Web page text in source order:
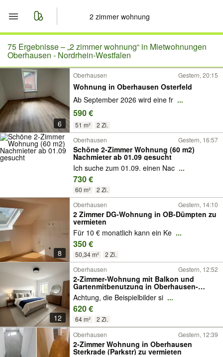
Start
Merkliste
Nachrichten
Anzeige aufgeben
75 Ergebnisse –„2 zimmer wohnung“ in Mietwohnungen
Oberhausen - Nordrhein-Westfalen
6
Oberhausen Gestern, 20:15
Wohnung in Oberhausen Osterfeld
Ab September 2026 wird eine fr ...
590 €
51 m²
2 Zi.
Oberhausen
Gestern, 16:57
Schöne 2-Zimmer Wohnung (60 m2)
Nachmieter ab 01.09 gesucht
Ich suche zum 01.09. einen Nac ...
730 €
60 m² 2 Zi.
8
Oberhausen Gestern, 14:10
2 Zimmer DG-Wohnung in OB-Dümpten zu
vermieten
Für 10 € monatlich kann ein Ke ...
350 €
50,34 m² 2 Zi.
12
Oberhausen Gestern, 12:52
2-Zimmer-Wohnung mit Balkon und
Gartenmitbenutzung in Oberhausen-
Stadtmitte
Achtung, die Beispielbilder si ...
620 €
64 m² 2 Zi.
Oberhausen Gestern, 12:39
2-Zimmer Wohnung in Oberhausen
Sterkrade (Parkstr) zu vermieten